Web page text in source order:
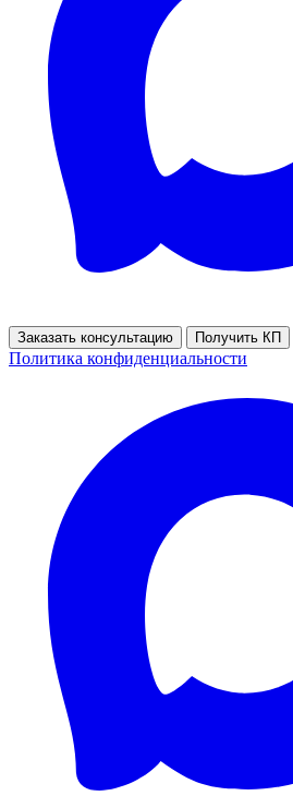
Заказать консультацию Получить КП
Политика конфиденциальности